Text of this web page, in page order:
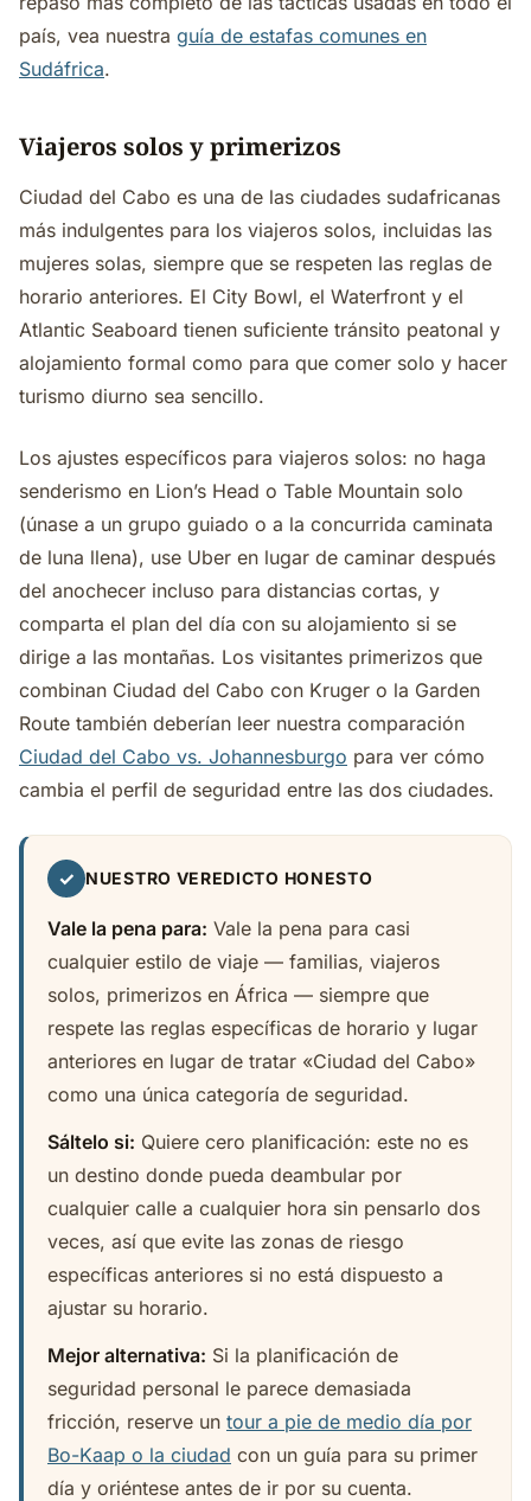
país, vea nuestra guía de estafas comunes en
Sudáfrica.
Viajeros solos y primerizos
Ciudad del Cabo es una de las ciudades sudafricanas
más indulgentes para los viajeros solos, incluidas las
mujeres solas, siempre que se respeten las reglas de
horario anteriores. El City Bowl, el Waterfront y el
Atlantic Seaboard tienen suficiente tránsito peatonal y
alojamiento formal como para que comer solo y hacer
turismo diurno sea sencillo.
Los ajustes específicos para viajeros solos: no haga
senderismo en Lion’s Head o Table Mountain solo
(únase a un grupo guiado o a la concurrida caminata
de luna llena), use Uber en lugar de caminar después
del anochecer incluso para distancias cortas, y
comparta el plan del día con su alojamiento si se
dirige a las montañas. Los visitantes primerizos que
combinan Ciudad del Cabo con Kruger o la Garden
Route también deberían leer nuestra comparación
Ciudad del Cabo vs. Johannesburgo para ver cómo
cambia el perfil de seguridad entre las dos ciudades.
✓ NUESTRO VEREDICTO HONESTO
Vale la pena para: Vale la pena para casi
cualquier estilo de viaje — familias, viajeros
solos, primerizos en África — siempre que
respete las reglas específicas de horario y lugar
anteriores en lugar de tratar «Ciudad del Cabo»
como una única categoría de seguridad.
Sáltelo si: Quiere cero planificación: este no es
un destino donde pueda deambular por
cualquier calle a cualquier hora sin pensarlo dos
veces, así que evite las zonas de riesgo
específicas anteriores si no está dispuesto a
ajustar su horario.
Mejor alternativa: Si la planificación de
seguridad personal le parece demasiada
fricción, reserve un tour a pie de medio día por
Bo-Kaap o la ciudad con un guía para su primer
día y oriéntese antes de ir por su cuenta.